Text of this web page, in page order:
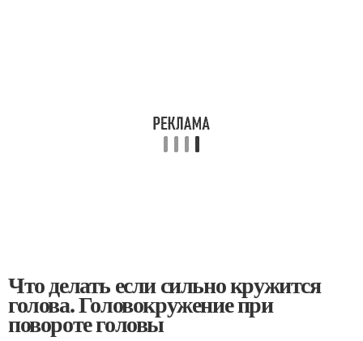
Что делать если сильно кружится
голова. Головокружение при
повороте головы